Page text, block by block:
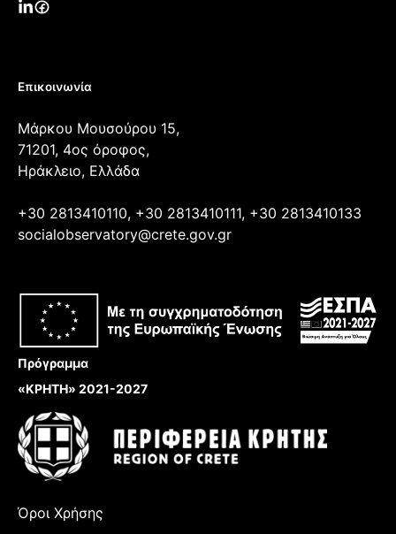
Επικοινωνία
Μάρκου Μουσούρου 15,
71201, 4ος όροφος,
Ηράκλειο, Ελλάδα
+30 2813410110, +30 2813410111, +30 2813410133
socialobservatory@crete.gov.gr
Πρόγραμμα
«ΚΡΗΤΗ» 2021-2027
Όροι Χρήσης